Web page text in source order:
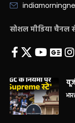
सोशल मीडिया चैनल